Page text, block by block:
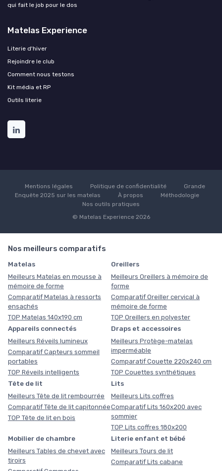
qui fait le job pour le dos
Matelas Experience
Literie d'hiver
Rejoindre le club
Comment nous testons
Kit média et RP
Outils literie
Mentions légales Politique de confidentialité
Grande
Enquête 2025 sur les matelas
À propos
Méthodologie
Nos outils pratiques
© Matelas Experience 2026
Nos meilleurs comparatifs
Matelas
Meilleurs Matelas en mousse à
mémoire de forme
Comparatif Matelas à ressorts
ensachés
TOP Matelas 140x190 cm
Oreillers
Meilleurs Oreillers à mémoire de
forme
Comparatif Oreiller cervical à
mémoire de forme
TOP Oreillers en polyester
Appareils connectés
Meilleurs Réveils lumineux
Comparatif Capteurs sommeil
portables
TOP Réveils intelligents
Draps et accessoires
Meilleurs Protège-matelas
imperméable
Comparatif Couette 220x240 cm
TOP Couettes synthétiques
Tête de lit
Meilleurs Tête de lit rembourrée
Comparatif Tête de lit capitonnée
TOP Tête de lit en bois
Lits
Meilleurs Lits coffres
Comparatif Lits 160x200 avec
sommier
TOP Lits coffres 180x200
Mobilier de chambre
Meilleurs Tables de chevet avec
tiroirs
Literie enfant et bébé
Meilleurs Tours de lit
Comparatif Lits cabane